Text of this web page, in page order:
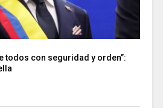
todos con seguridad y orden”: